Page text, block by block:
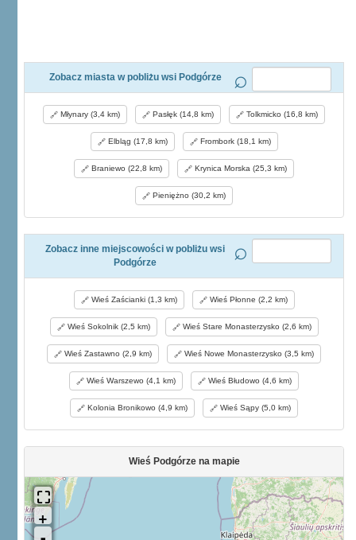
Zobacz miasta w pobliżu wsi Podgórze
Młynary (3,4 km) Pasłęk (14,8 km) Tolkmicko (16,8 km)
Elbląg (17,8 km) Frombork (18,1 km)
Braniewo (22,8 km) Krynica Morska (25,3 km)
Pieniężno (30,2 km)
Zobacz inne miejscowości w pobliżu wsi
Podgórze
Wieś Zaścianki (1,3 km) Wieś Płonne (2,2 km)
Wieś Sokolnik (2,5 km) Wieś Stare Monasterzysko (2,6 km)
Wieś Zastawno (2,9 km) Wieś Nowe Monasterzysko (3,5 km)
Wieś Warszewo (4,1 km) Wieś Błudowo (4,6 km)
Kolonia Bronikowo (4,9 km) Wieś Sąpy (5,0 km)
Wieś Podgórze na mapie